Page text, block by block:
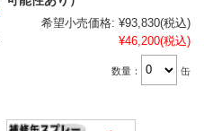
希望小売価格: ¥93,830(税込)
¥46,200(税込)
数量： 缶